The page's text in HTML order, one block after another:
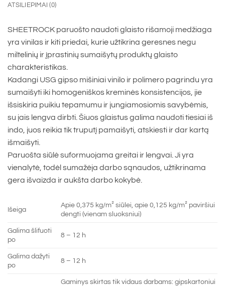
ATSILIEPIMAI (0)
SHEETROCK paruošto naudoti glaisto rišamoji medžiaga
yra vinilas ir kiti priedai, kurie užtikrina geresnes negu
miltelinių ir įprastinių sumaišytų produktų glaisto
charakteristikas.
Kadangi USG gipso mišiniai vinilo ir polimero pagrindu yra
sumaišyti iki homogeniškos kreminės konsistencijos, jie
išsiskiria puikiu tepamumu ir jungiamosiomis savybėmis,
su jais lengva dirbti. Šiuos glaistus galima naudoti tiesiai iš
indo, juos reikia tik truputį pamaišyti, atskiesti ir dar kartą
išmaišyti.
Paruošta siūlė suformuojama greitai ir lengvai. Ji yra
vienalytė, todėl sumažėja darbo sąnaudos, užtikrinama
gera išvaizda ir aukšta darbo kokybė.
Išeiga
Apie 0,375 kg/m² siūlei, apie 0,125 kg/m² paviršiui
dengti (vienam sluoksniui)
Galima šlifuoti
po
8 – 12 h
Galima dažyti
po
8 – 12 h
Gaminys skirtas tik vidaus darbams: gipskartoniui